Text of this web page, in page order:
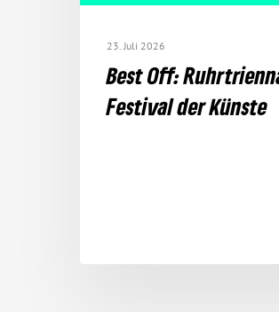
23. Juli 2026
Best Off:
Festival der Künste